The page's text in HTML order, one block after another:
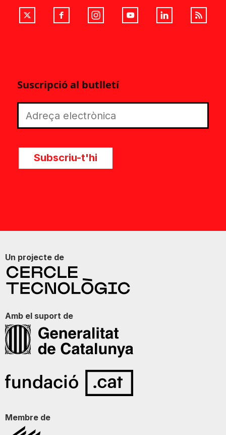
Suscripció al butlletí
Subscriu-t'hi
Un projecte de
Amb el suport de
Membre de